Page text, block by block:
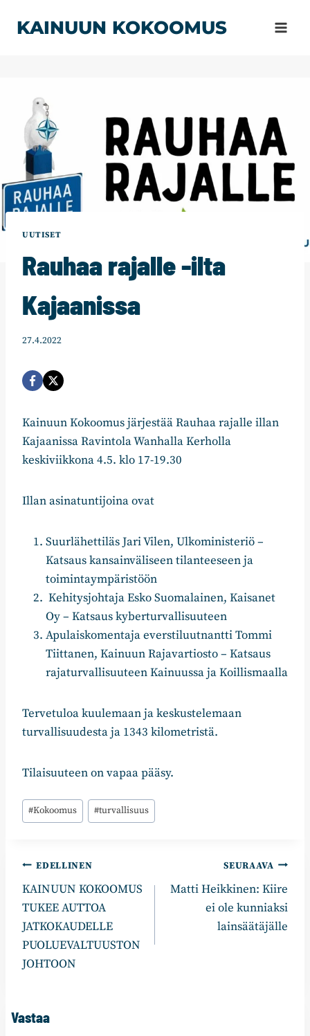
sisältöön
KAINUUN KOKOOMUS
UUTISET
Rauhaa rajalle -ilta
Kajaanissa
27.4.2022
Kainuun Kokoomus järjestää Rauhaa rajalle illan
Kajaanissa Ravintola Wanhalla Kerholla
keskiviikkona 4.5. klo 17-19.30
Illan asinatuntijoina ovat
Suurlähettiläs Jari Vilen, Ulkoministeriö –
Katsaus kansainväliseen tilanteeseen ja
toimintaympäristöön
Kehitysjohtaja Esko Suomalainen, Kaisanet
Oy – Katsaus kyberturvallisuuteen
Apulaiskomentaja everstiluutnantti Tommi
Tiittanen, Kainuun Rajavartiosto – Katsaus
rajaturvallisuuteen Kainuussa ja Koillismaalla
Tervetuloa kuulemaan ja keskustelemaan
turvallisuudesta ja 1343 kilometristä.
Tilaisuuteen on vapaa pääsy.
Avainsanat:
#Kokoomus #turvallisuus
Artikkelien
selaus
EDELLINEN
KAINUUN KOKOOMUS
TUKEE AUTTOA
JATKOKAUDELLE
PUOLUEVALTUUSTON
JOHTOON
SEURAAVA
Matti Heikkinen: Kiire
ei ole kunniaksi
lainsäätäjälle
Vastaa